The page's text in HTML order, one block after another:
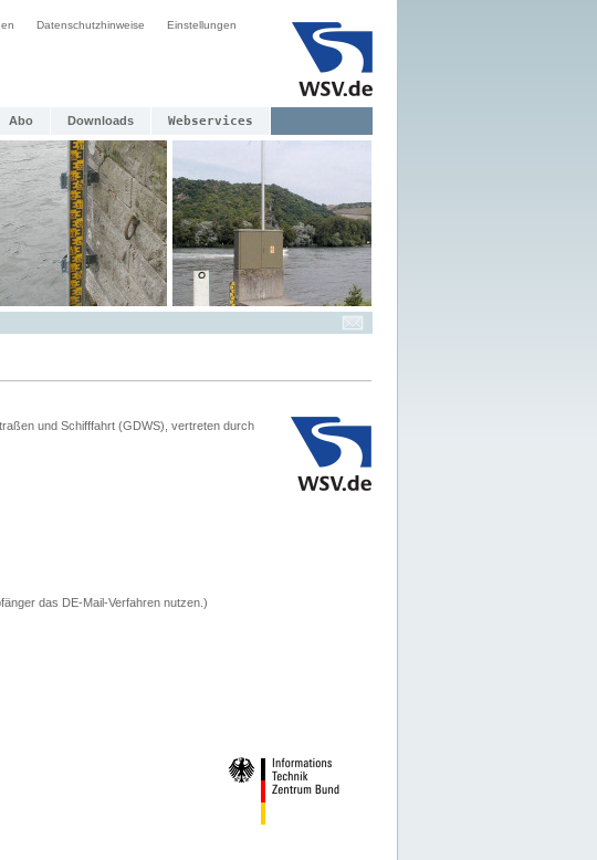
Datenschutzhinweise Einstellungen
Abo Downloads Webservices
und Schifffahrt (GDWS), vertreten durch
das DE-Mail-Verfahren nutzen.)